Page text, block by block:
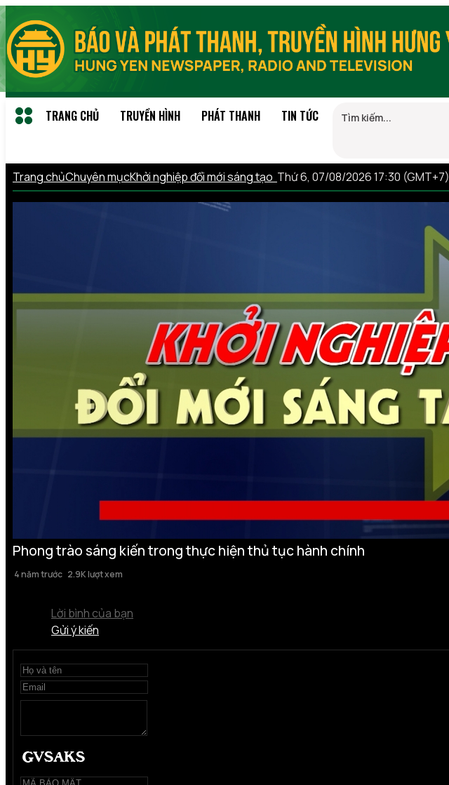
TRANG CHỦ TRUYỀN HÌNH PHÁT THANH TIN TỨC
Trang chủChuyên mụcKhởi nghiệp đổi mới sáng tạo Thứ 6, 07/08/2026 17:30 (GMT+7)
Phong trào sáng kiến trong thực hiện thủ tục hành chính
4 năm trước 2.9K lượt xem
Lời bình của bạn
Gửi ý kiến